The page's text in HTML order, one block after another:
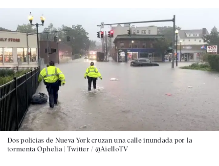
Dos policías de Nueva York cruzan una calle inundada por la
tormenta Ophelia | Twitter / @AielloTV